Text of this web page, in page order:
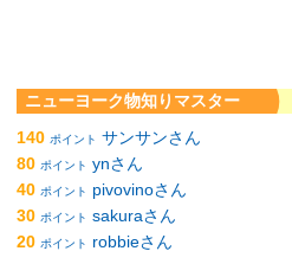
ニューヨーク物知りマスター
140 ポイント サンサンさん
80 ポイント ynさん
40 ポイント
pivovinoさん
30 ポイント sakuraさん
20 ポイント robbieさん